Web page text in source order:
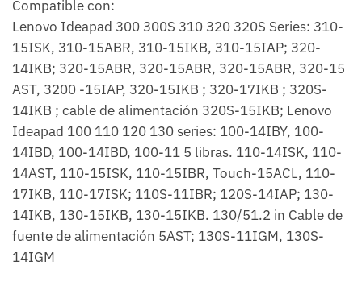
Compatible con:
Lenovo Ideapad 300 300S 310 320 320S Series: 310-
15ISK, 310-15ABR, 310-15IKB, 310-15IAP; 320-
14IKB; 320-15ABR, 320-15ABR, 320-15ABR, 320-15
AST, 3200 -15IAP, 320-15IKB ; 320-17IKB ; 320S-
14IKB ; cable de alimentación 320S-15IKB; Lenovo
Ideapad 100 110 120 130 series: 100-14IBY, 100-
14IBD, 100-14IBD, 100-11 5 libras. 110-14ISK, 110-
14AST, 110-15ISK, 110-15IBR, Touch-15ACL, 110-
17IKB, 110-17ISK; 110S-11IBR; 120S-14IAP; 130-
14IKB, 130-15IKB, 130-15IKB. 130/51.2 in Cable de
fuente de alimentación 5AST; 130S-11IGM, 130S-
14IGM